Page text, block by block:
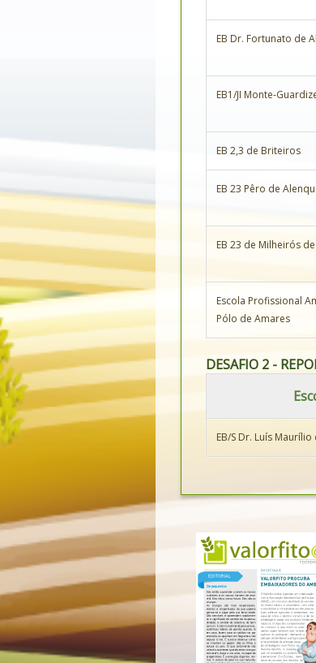
EB Dr. Fortunato de
EB1/JI Monte-
EB 2,3 de Briteiros
EB 23 Pêro de
EB 23 de Milheirós
Escola Profissional
Pólo de Amares
DESAFIO 2 -
EB/S Dr. Luís